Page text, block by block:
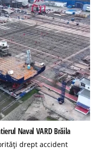
Naval VARD Brăila
drept accident